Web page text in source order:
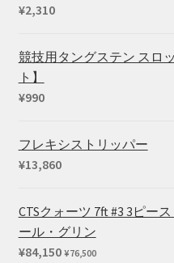
¥2,310
競技用タングステン スロ
ト】
¥990
フレキシストリッパー
¥13,860
CTSクォーツ 7ft #3 3ピー
ール・グリン
¥84,150 ¥76,500